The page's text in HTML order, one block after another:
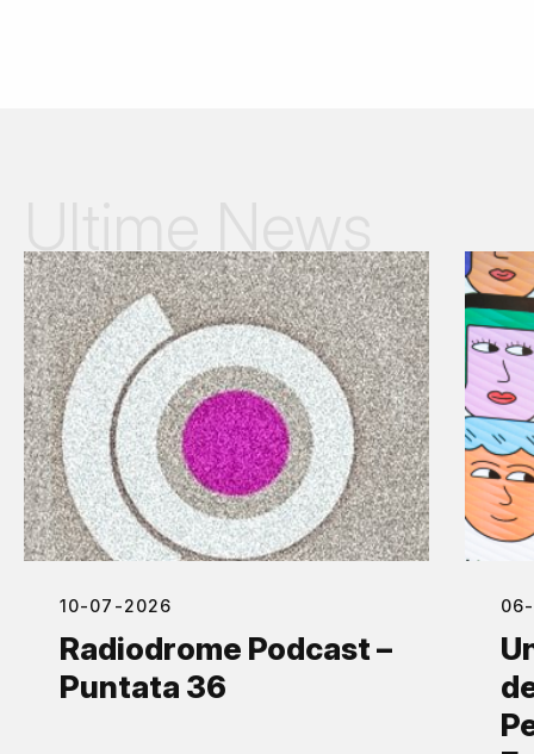
10-07-2026
Radiodrome Podcast –
Puntata 36